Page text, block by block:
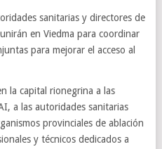
sanitarias y directores de
en Viedma para coordinar
para mejorar el acceso al
la capital rionegrina a las
a las autoridades sanitarias
provinciales de ablación
y técnicos dedicados a